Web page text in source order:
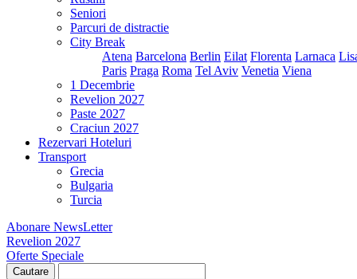
Seniori
Parcuri de distractie
City Break
Atena Barcelona Berlin Eilat Florenta Larnaca
Paris Praga Roma Tel Aviv Venetia Viena
1 Decembrie
Revelion 2027
Paste 2027
Craciun 2027
Rezervari Hoteluri
Transport
Grecia
Bulgaria
Turcia
Abonare NewsLetter
Revelion 2027
Oferte Speciale